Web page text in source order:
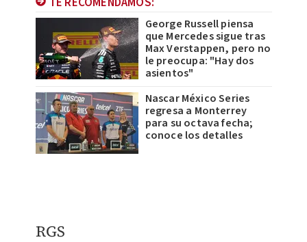
George Russell piensa
que Mercedes sigue tras
Max Verstappen, pero no
le preocupa: "Hay dos
asientos"
Nascar México Series
regresa a Monterrey
para su octava fecha;
conoce los detalles
​RGS